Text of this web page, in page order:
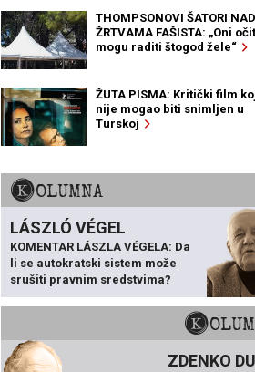
THOMPSONOVI ŠATORI NAD
ŽRTVAMA FAŠISTA: „Oni
mogu raditi štogod žele“
ŽUTA PISMA: Kritički film
nije mogao biti snimljen u
Turskoj
KOLUMNA
LÁSZLÓ VÉGEL
KOMENTAR LÁSZLA VÉGELA: Da
li se autokratski sistem može
srušiti pravnim sredstvima?
ZDENKO